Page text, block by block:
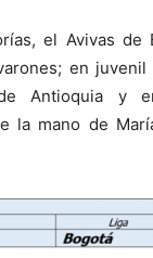
el Avivas de
en
Antioquia y
la mano de